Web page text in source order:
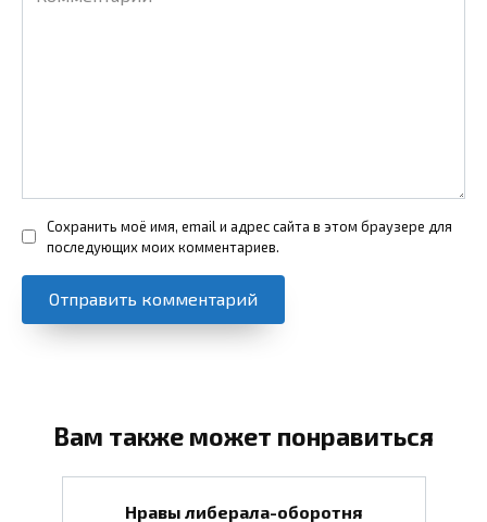
Сохранить моё имя, email и адрес сайта в этом браузере для
последующих моих комментариев.
Вам также может понравиться
Нравы либерала-оборотня